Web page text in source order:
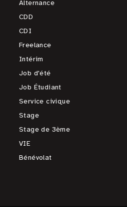
Alternance
CDD
CDI
Freelance
Intérim
Job d'été
Job Étudiant
Service civique
Stage
Stage de 3ème
VIE
Bénévolat